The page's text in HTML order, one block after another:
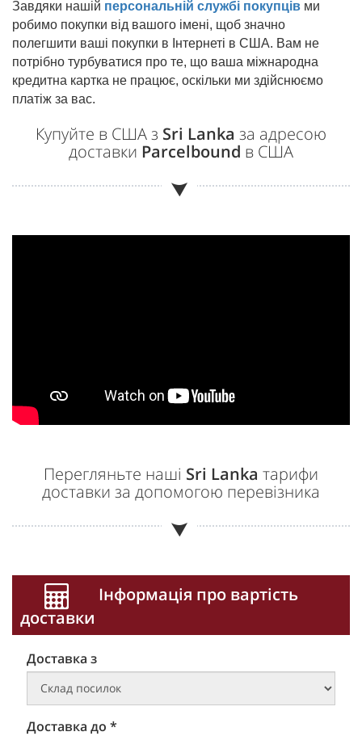
Завдяки нашій персональній службі покупців ми
робимо покупки від вашого імені, щоб значно
полегшити ваші покупки в Інтернеті в США. Вам не
потрібно турбуватися про те, що ваша міжнародна
кредитна картка не працює, оскільки ми здійснюємо
платіж за вас.
Купуйте в США з Sri Lanka за адресою
доставки Parcelbound в США
Перегляньте наші Sri Lanka тарифи
доставки за допомогою перевізника
Інформація про вартість
доставки
Доставка з
Доставка до *